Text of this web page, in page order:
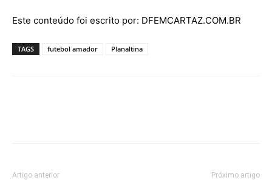
Este conteúdo foi escrito por: DFEMCARTAZ.COM.BR
TAGS futebol amador Planaltina
Artigo anterior Próximo artigo